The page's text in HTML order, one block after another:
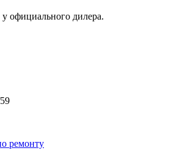
официального дилера.
ремонту